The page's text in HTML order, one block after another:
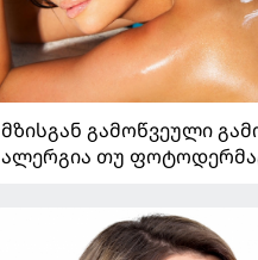
მზისგან გამოწვეული
ალერგია თუ